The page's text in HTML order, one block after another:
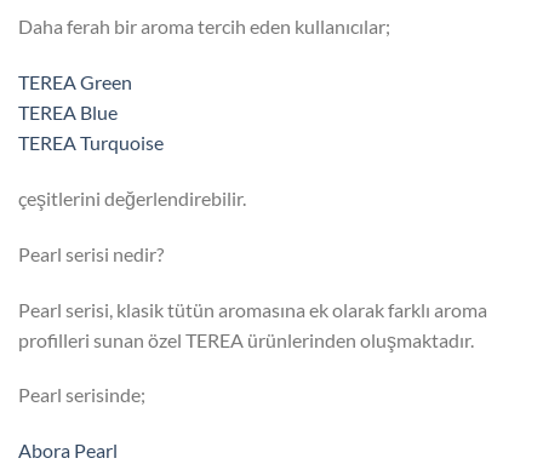
Daha ferah bir aroma tercih eden kullanıcılar;
TEREA Green
TEREA Blue
TEREA Turquoise
çeşitlerini değerlendirebilir.
Pearl serisi nedir?
Pearl serisi, klasik tütün aromasına ek olarak farklı aroma
profilleri sunan özel TEREA ürünlerinden oluşmaktadır.
Pearl serisinde;
Abora Pearl